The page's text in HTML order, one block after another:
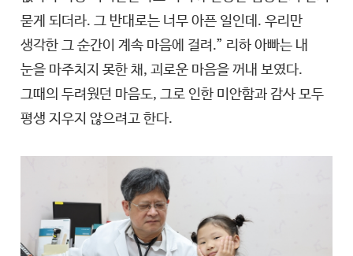
묻게 되더라. 그 반대로는 너무 아픈 일인데. 우리만
생각한 그 순간이 계속 마음에 걸려.” 리하 아빠는 내
눈을 마주치지 못한 채, 괴로운 마음을 꺼내 보였다.
그때의 두려웠던 마음도, 그로 인한 미안함과 감사 모두
평생 지우지 않으려고 한다.